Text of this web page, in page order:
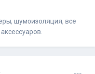
шумоизоляция, все